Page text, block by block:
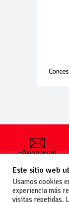
-Aviso legal
generales
de uso
-Política de
Este sitio web
Usamos cookies
experiencia más
visitas repetidas.